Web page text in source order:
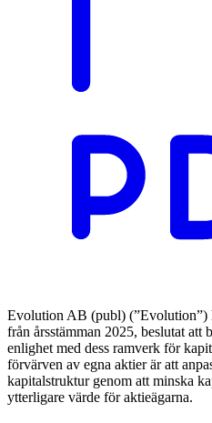
Evolution AB (publ) (”Evolution”)
från årsstämman 2025, beslutat att
enlighet med dess ramverk för
förvärven av egna aktier är att
kapitalstruktur genom att minska
ytterligare värde för aktieägarna.